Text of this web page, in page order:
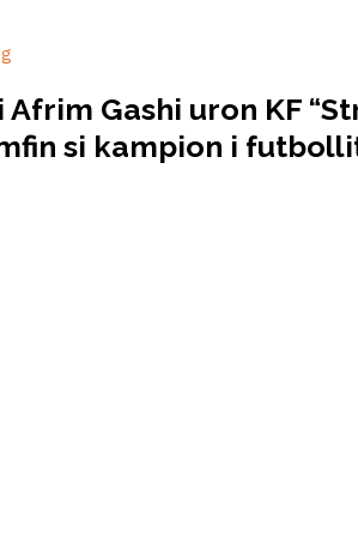
Gashi uron KF
si kampion i